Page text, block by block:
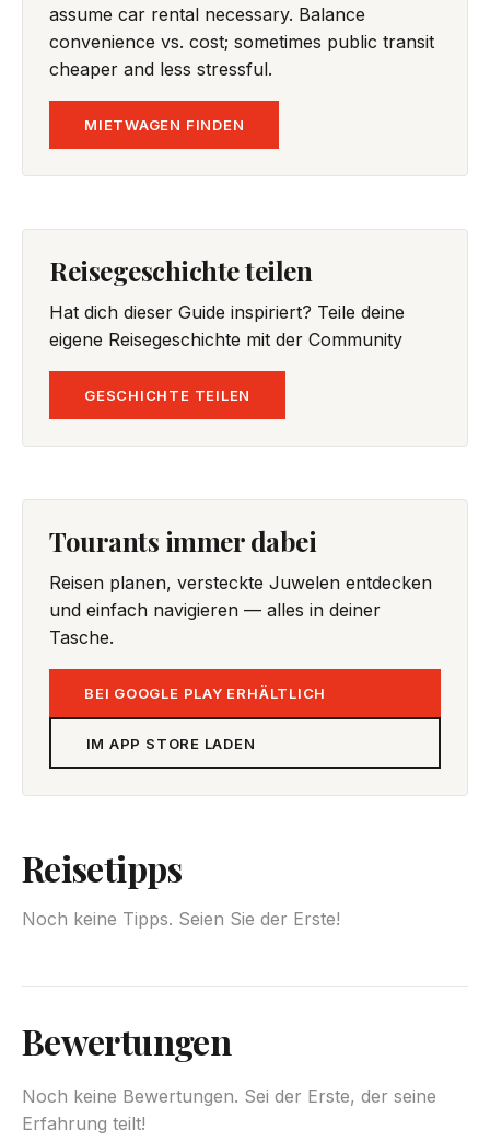
assume car rental necessary. Balance
convenience vs. cost; sometimes public transit
cheaper and less stressful.
MIETWAGEN FINDEN
Reisegeschichte teilen
Hat dich dieser Guide inspiriert? Teile deine
eigene Reisegeschichte mit der Community
GESCHICHTE TEILEN
Tourants immer dabei
Reisen planen, versteckte Juwelen entdecken
und einfach navigieren — alles in deiner
Tasche.
BEI GOOGLE PLAY ERHÄLTLICH
IM APP STORE LADEN
Reisetipps
Noch keine Tipps. Seien Sie der Erste!
Bewertungen
Noch keine Bewertungen. Sei der Erste, der seine
Erfahrung teilt!